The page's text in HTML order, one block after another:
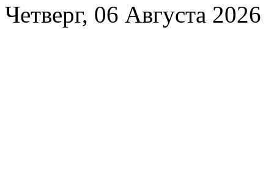
Четверг, 06 Августа 2026